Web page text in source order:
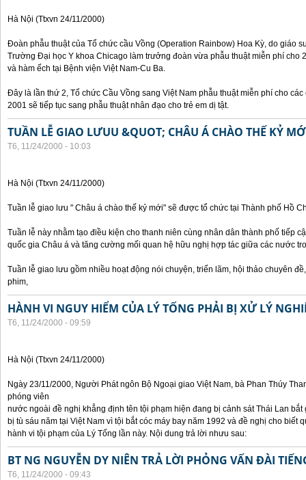
Hà Nội (Ttxvn 24/11/2000)
Đoàn phẫu thuật của Tổ chức cầu Vồng (Operation Rainbow) Hoa Kỳ, do giáo
Trường Đại học Y khoa Chicago làm trưởng đoàn vừa phẫu thuật miễn phí cho
và hàm ếch tại Bệnh viện Việt Nam-Cu Ba.
Đây là lần thứ 2, Tổ chức Cầu Vồng sang Việt Nam phẫu thuật miễn phí cho
2001 sẽ tiếp tục sang phẫu thuật nhân đạo cho trẻ em dị tật.
TUẦN LỄ GIAO LƯUU &QUOT; CHÂU Á CHÀO THẾ KỶ
T6, 11/24/2000 - 10:03
Hà Nội (Ttxvn 24/11/2000)
Tuần lễ giao lưu " Châu á chào thế kỷ mới" sẽ được tổ chức tại Thành phố Hồ
Tuần lễ này nhằm tạo điều kiện cho thanh niên cùng nhân dân thành phố tiếp
quốc gia Châu á và tăng cường mối quan hệ hữu nghị hợp tác giữa các nước
Tuần lễ giao lưu gồm nhiều hoạt động nói chuyện, triển lãm, hội thảo chuyên
phim,
HÀNH VI NGUY HIỂM CỦA LÝ TỐNG PHẢI BỊ XỬ LÝ
T6, 11/24/2000 - 09:59
Hà Nội (Ttxvn 24/11/2000)
Ngày 23/11/2000, Người Phát ngôn Bộ Ngoại giao Việt Nam, bà Phan Thúy
phóng viên
nước ngoài đề nghị khẳng định tên tội phạm hiện đang bị cảnh sát Thái Lan
bị tù sáu năm tại Việt Nam vì tội bắt cóc máy bay năm 1992 và đề nghị cho biết
hành vi tội phạm của Lý Tống lần này. Nội dung trả lời nhưu sau:
BT NG NGUYỄN DY NIÊN TRẢ LỜI PHỎNG VẤN ĐÀI
T6, 11/24/2000 - 09:43